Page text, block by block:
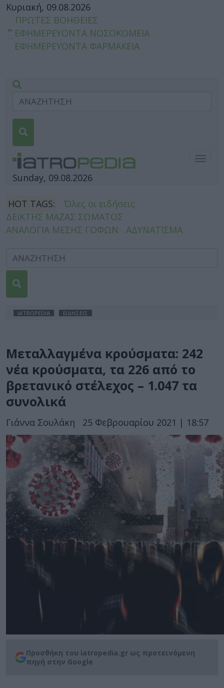
Κυριακή, 09.08.2026
ΠΡΩΤΕΣ ΒΟΗΘΕΙΕΣ
ΕΦΗΜΕΡΕΥΟΝΤΑ ΝΟΣΟΚΟΜΕΙΑ
ΕΦΗΜΕΡΕΥΟΝΤΑ ΦΑΡΜΑΚΕΙΑ
Sunday, 09.08.2026
HOT TAGS:
Όλες οι ειδήσεις
ΔΕΙΚΤΗΣ ΜΑΖΑΣ ΣΩΜΑΤΟΣ
ΑΝΑΛΟΓΙΑ ΜΕΣΗΣ ΓΟΦΩΝ
ΑΔΥΝΑΤΙΣΜΑ
IATROPEDIA ΕΙΔΗΣΕΙΣ
Μεταλλαγμένα κρούσματα: 242
νέα κρούσματα, τα 226 από το
βρετανικό στέλεχος – 1.047 τα
συνολικά
Γιάννα Σουλάκη 25 Φεβρουαρίου 2021 | 18:57
Προσθήκη του iatropedia.gr ως προτεινόμενη
πηγή στην Google